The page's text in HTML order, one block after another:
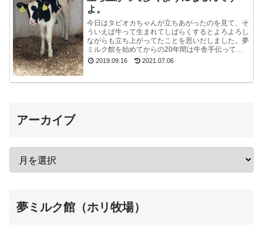
よ。
今日はタピオカちゃんが立ちあがったのを見て、そ
ういえば牛って生まれてしばらくするとよろよろし
ながらも立ち上がってたことを思いだしました。夢
ミルク館を始めてからの20年間は牛舎手伝ってな
いので、うっかり忘れてました。ちょうど牧場長が
2019.09.16 2021.07.06
アーカイブ
夢ミルク館（ホリ牧場）